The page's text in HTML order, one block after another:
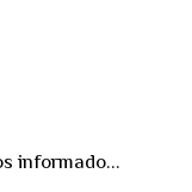
informado...